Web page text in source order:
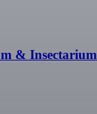
& Insectarium